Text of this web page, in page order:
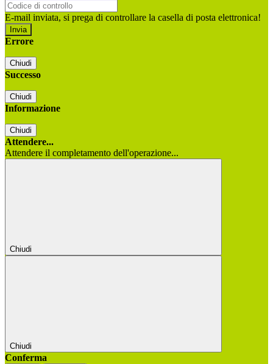
E-mail inviata, si prega di controllare la casella di posta elettronica!
Errore
Chiudi
Successo
Chiudi
Informazione
Chiudi
Attendere...
Attendere il completamento dell'operazione...
Chiudi
Chiudi
Conferma